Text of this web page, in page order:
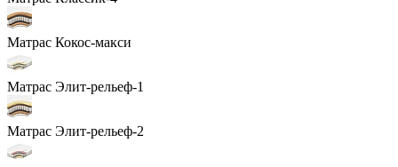
Матрас Кокос-макси
Матрас Элит-рельеф-1
Матрас Элит-рельеф-2